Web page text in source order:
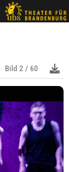
Bild 2 / 60